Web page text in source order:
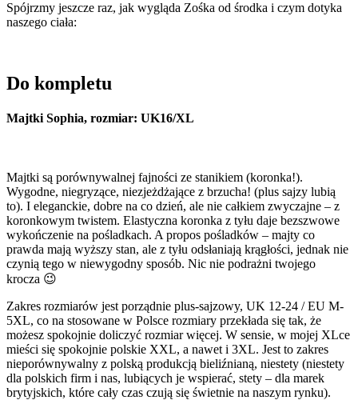
Spójrzmy jeszcze raz, jak wygląda Zośka od środka i czym dotyka
naszego ciała:
Do kompletu
Majtki Sophia, rozmiar: UK16/XL
Majtki są porównywalnej fajności ze stanikiem (koronka!).
Wygodne, niegryzące, niezjeżdżające z brzucha! (plus sajzy lubią
to). I eleganckie, dobre na co dzień, ale nie całkiem zwyczajne – z
koronkowym twistem. Elastyczna koronka z tyłu daje bezszwowe
wykończenie na pośladkach. A propos pośladków – majty co
prawda mają wyższy stan, ale z tyłu odsłaniają krągłości, jednak nie
czynią tego w niewygodny sposób. Nic nie podrażni twojego
krocza 😉
Zakres rozmiarów jest porządnie plus-sajzowy, UK 12-24 / EU M-
5XL, co na stosowane w Polsce rozmiary przekłada się tak, że
możesz spokojnie doliczyć rozmiar więcej. W sensie, w mojej XLce
mieści się spokojnie polskie XXL, a nawet i 3XL. Jest to zakres
nieporównywalny z polską produkcją bieliźnianą, niestety (niestety
dla polskich firm i nas, lubiących je wspierać, stety – dla marek
brytyjskich, które cały czas czują się świetnie na naszym rynku).